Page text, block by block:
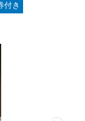
付き